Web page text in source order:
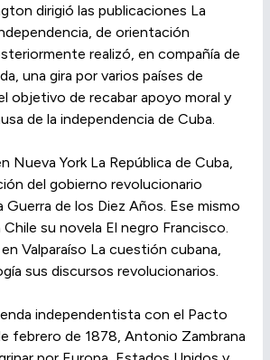
dirigió las publicaciones La
de orientación
realizó, en compañía de
una gira por varios países de
objetivo de recabar apoyo moral y
de la independencia de Cuba.
Nueva York La República de Cuba,
del gobierno revolucionario
de los Diez Años. Ese mismo
su novela El negro Francisco.
Valparaíso La cuestión cubana,
sus discursos revolucionarios.
independentista con el Pacto
febrero de 1878, Antonio Zambrana